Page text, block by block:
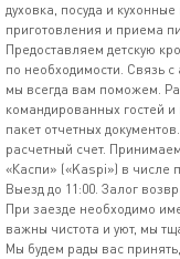
духовка, посуда и
приготовления и приема
Предоставляем детскую
по необходимости. Связь
мы всегда вам поможем.
командированных гостей
пакет отчетных
расчетный счет.
«Каспи» («Kaspi») в числе
Выезд до 11:00. Залог
При заезде необходимо
важны чистота и уют, мы
Мы будем рады вас